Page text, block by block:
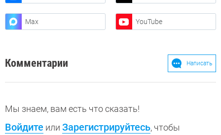
Max YouTube
Комментарии Написать
Мы знаем, вам есть что сказать!
Войдите или Зарегистрируйтесь, чтобы